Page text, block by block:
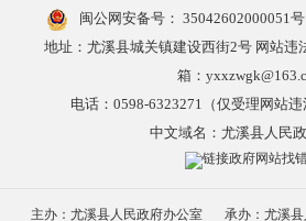
闽公网安备号： 35042602000051号
地址：尤溪县城关镇建设西街2号 网站违
箱：
电话：0598-6323271（仅受理网站违
中文域名：尤溪县人民
主办：尤溪县人民政府办公室 承办：尤溪